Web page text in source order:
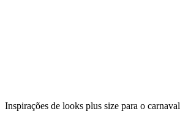
Inspirações de looks plus size para o carnaval